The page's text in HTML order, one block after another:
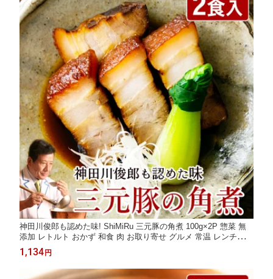
神田川俊郎も認めた味! ShiMiRu 三元豚の角煮 100g×2P 惣菜 無
添加 レトルト おかず 和食 肉 お取り寄せ グルメ 常温 レンチン
高級 豚肉 煮物 おつまみ 手土産 化学調味料無添加 ごはん 食べ物
個食 大阪味源
1,134 円